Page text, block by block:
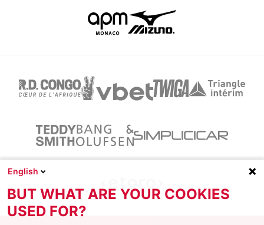
English
BUT WHAT ARE YOUR COOKIES
USED FOR?